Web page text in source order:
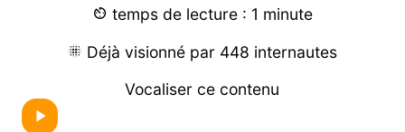
temps de lecture : 1 minute
Déjà visionné par 448 internautes
Vocaliser ce contenu